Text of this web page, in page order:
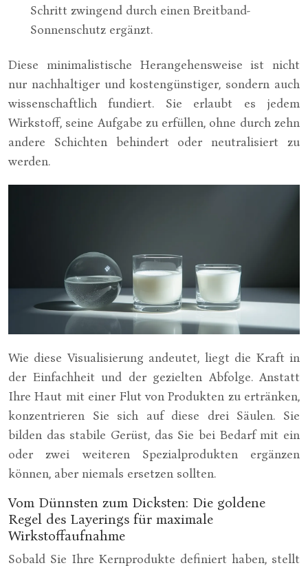
Schritt zwingend durch einen Breitband-
Sonnenschutz ergänzt.
Diese minimalistische Herangehensweise ist nicht
nur nachhaltiger und kostengünstiger, sondern auch
wissenschaftlich fundiert. Sie erlaubt es jedem
Wirkstoff, seine Aufgabe zu erfüllen, ohne durch zehn
andere Schichten behindert oder neutralisiert zu
werden.
Wie diese Visualisierung andeutet, liegt die Kraft in
der Einfachheit und der gezielten Abfolge. Anstatt
Ihre Haut mit einer Flut von Produkten zu ertränken,
konzentrieren Sie sich auf diese drei Säulen. Sie
bilden das stabile Gerüst, das Sie bei Bedarf mit ein
oder zwei weiteren Spezialprodukten ergänzen
können, aber niemals ersetzen sollten.
Vom Dünnsten zum Dicksten: Die goldene
Regel des Layerings für maximale
Wirkstoffaufnahme
Sobald Sie Ihre Kernprodukte definiert haben, stellt